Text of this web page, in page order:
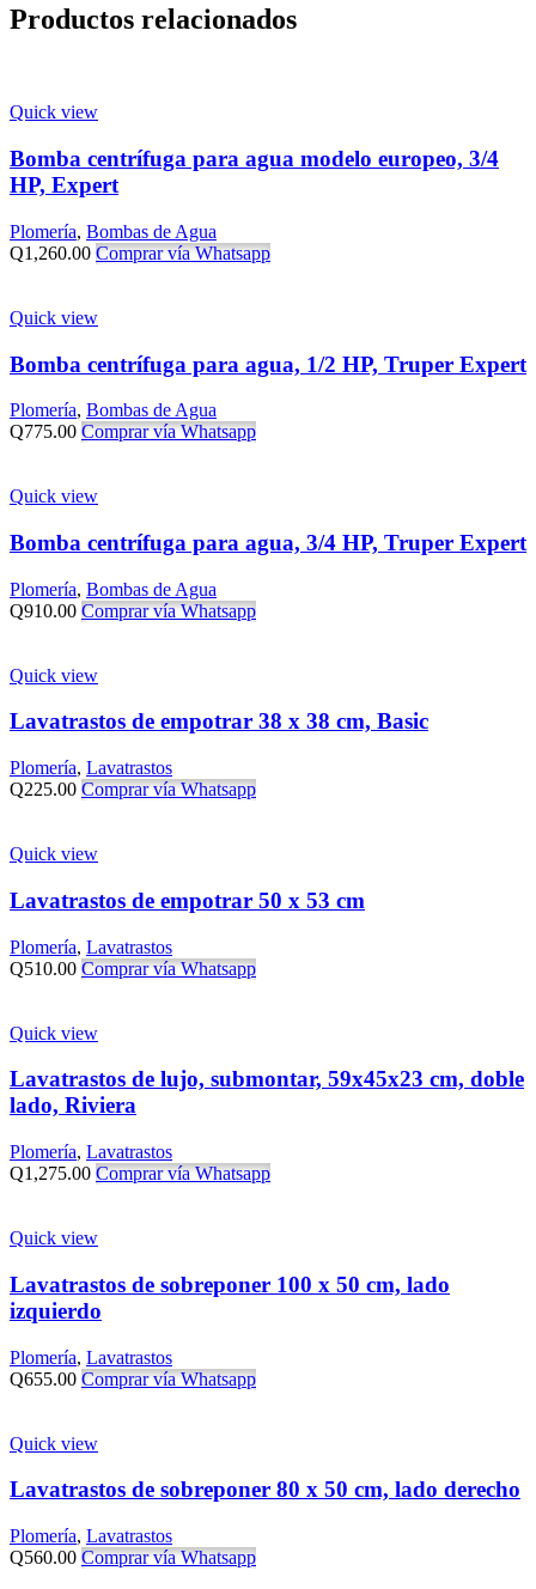
Productos relacionados
Quick view
Bomba centrífuga para agua modelo europeo, 3/4
HP, Expert
Plomería, Bombas de Agua
Q1,260.00 Comprar vía Whatsapp
Quick view
Bomba centrífuga para agua, 1/2 HP, Truper Expert
Plomería, Bombas de Agua
Q775.00 Comprar vía Whatsapp
Quick view
Bomba centrífuga para agua, 3/4 HP, Truper Expert
Plomería, Bombas de Agua
Q910.00 Comprar vía Whatsapp
Quick view
Lavatrastos de empotrar 38 x 38 cm, Basic
Plomería, Lavatrastos
Q225.00 Comprar vía Whatsapp
Quick view
Lavatrastos de empotrar 50 x 53 cm
Plomería, Lavatrastos
Q510.00 Comprar vía Whatsapp
Quick view
Lavatrastos de lujo, submontar, 59x45x23 cm, doble
lado, Riviera
Plomería, Lavatrastos
Q1,275.00 Comprar vía Whatsapp
Quick view
Lavatrastos de sobreponer 100 x 50 cm, lado
izquierdo
Plomería, Lavatrastos
Q655.00 Comprar vía Whatsapp
Quick view
Lavatrastos de sobreponer 80 x 50 cm, lado derecho
Plomería, Lavatrastos
Q560.00 Comprar vía Whatsapp